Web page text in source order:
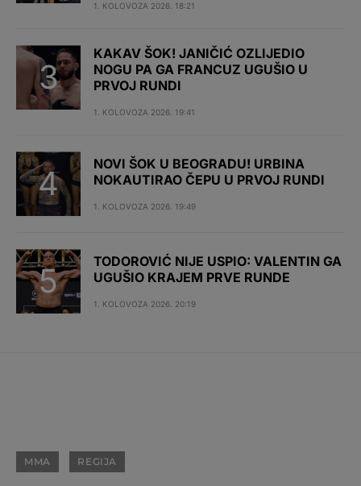
1. KOLOVOZA 2026. 18:21
KAKAV ŠOK! JANIČIĆ OZLIJEDIO
NOGU PA GA FRANCUZ UGUŠIO U
PRVOJ RUNDI
1. KOLOVOZA 2026. 19:41
NOVI ŠOK U BEOGRADU! URBINA
NOKAUTIRAO ČEPU U PRVOJ RUNDI
1. KOLOVOZA 2026. 19:49
TODOROVIĆ NIJE USPIO: VALENTIN GA
UGUŠIO KRAJEM PRVE RUNDE
1. KOLOVOZA 2026. 20:19
MMA REGIJA